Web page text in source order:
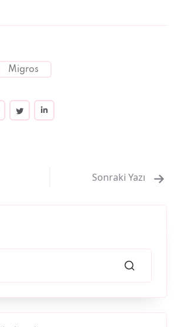
Migros
Sonraki Yazı